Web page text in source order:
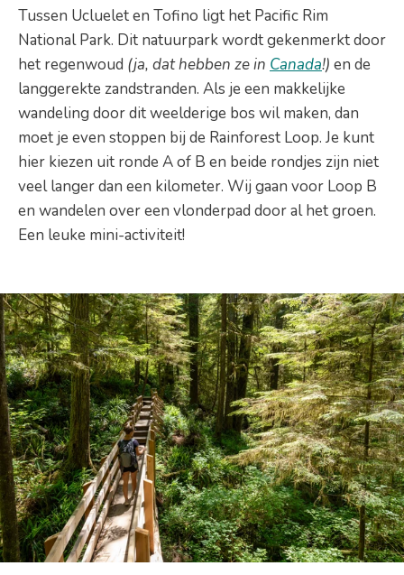
Tussen Ucluelet en Tofino ligt het Pacific Rim
National Park. Dit natuurpark wordt gekenmerkt door
het regenwoud (ja, dat hebben ze in Canada!) en de
langgerekte zandstranden. Als je een makkelijke
wandeling door dit weelderige bos wil maken, dan
moet je even stoppen bij de Rainforest Loop. Je kunt
hier kiezen uit ronde A of B en beide rondjes zijn niet
veel langer dan een kilometer. Wij gaan voor Loop B
en wandelen over een vlonderpad door al het groen.
Een leuke mini-activiteit!